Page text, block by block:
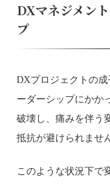
DXマネジメン
プ
DXプロジェクトの
ーダーシップにかか
破壊し、痛みを伴う
抵抗が避けられませ
このような状況下で